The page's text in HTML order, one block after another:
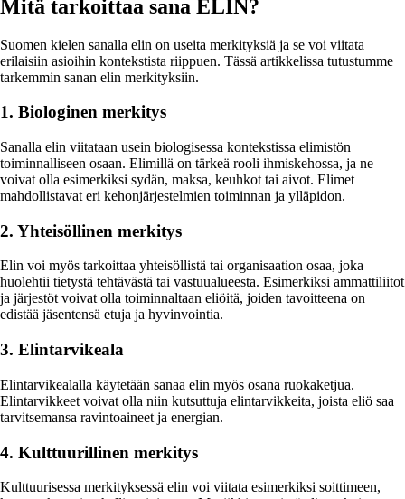
Mitä tarkoittaa sana ELIN?
Suomen kielen sanalla elin on useita merkityksiä ja se voi viitata
erilaisiin asioihin kontekstista riippuen. Tässä artikkelissa tutustumme
tarkemmin sanan elin merkityksiin.
1. Biologinen merkitys
Sanalla elin viitataan usein biologisessa kontekstissa elimistön
toiminnalliseen osaan. Elimillä on tärkeä rooli ihmiskehossa, ja ne
voivat olla esimerkiksi sydän, maksa, keuhkot tai aivot. Elimet
mahdollistavat eri kehonjärjestelmien toiminnan ja ylläpidon.
2. Yhteisöllinen merkitys
Elin voi myös tarkoittaa yhteisöllistä tai organisaation osaa, joka
huolehtii tietystä tehtävästä tai vastuualueesta. Esimerkiksi ammattiliitot
ja järjestöt voivat olla toiminnaltaan eliöitä, joiden tavoitteena on
edistää jäsentensä etuja ja hyvinvointia.
3. Elintarvikeala
Elintarvikealalla käytetään sanaa elin myös osana ruokaketjua.
Elintarvikkeet voivat olla niin kutsuttuja elintarvikkeita, joista eliö saa
tarvitsemansa ravintoaineet ja energian.
4. Kulttuurillinen merkitys
Kulttuurisessa merkityksessä elin voi viitata esimerkiksi soittimeen,